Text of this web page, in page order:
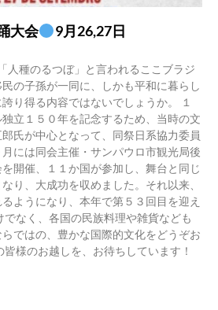
大会 9月26,27日
「人種のるつぼ」と言われるここブラジ
の子孫が一同に、しかも平和に暮らし
り得る内容ではないでしょうか。 １
立１５０年を記念するため、当時の文
氏が中心となって、同祭日系協力委員
には同会主催・サンパウロ市観光局後
開催、１１か国が参加し、舞台と同じ
り、大成功を収めました。それ以来、
ようになり、本年で第５３回目を迎え
でなく、各国の民族料理や雑貨なども
ではの、豊かな国際的文化をどうぞお
様のお越しを、お待ちしています！